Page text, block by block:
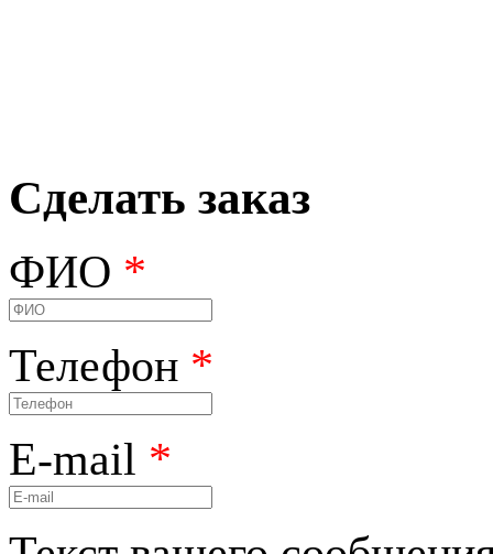
Сделать заказ
ФИО *
Телефон *
E-mail *